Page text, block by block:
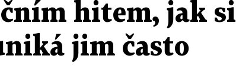
hitem, jak si
jim často